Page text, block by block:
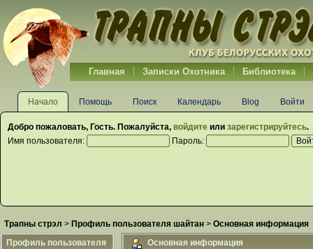
Главная Записки Охотника Библиотека
Начало Помощь Поиск Календарь Blog Войти
Добро пожаловать, Гость. Пожалуйста, войдите или зарегистрируйтесь.
Имя пользователя:
Пароль:
Трапны стрэл > Профиль пользователя шайтан > Основная информация
Профиль пользователя
Основная информация